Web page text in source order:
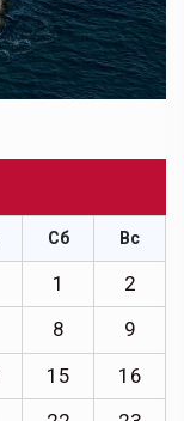
Сб Вс
1
2
8
9
15
16